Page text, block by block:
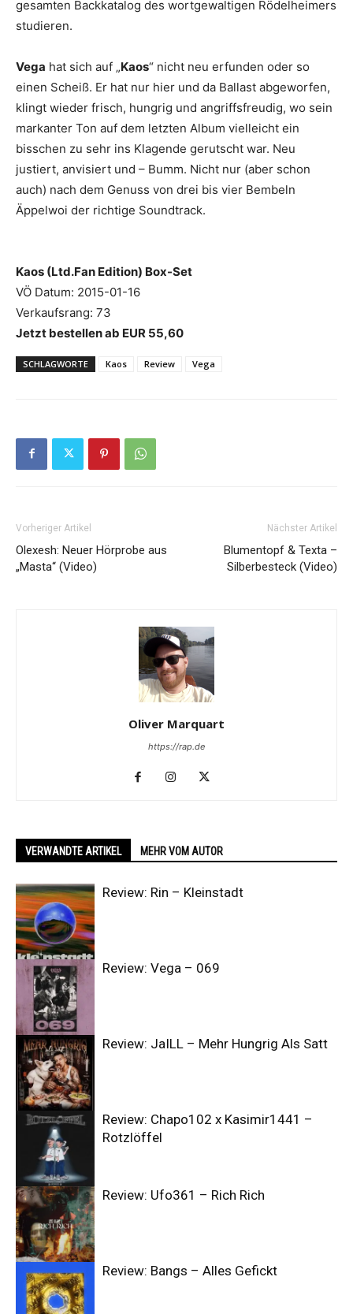
gesamten Backkatalog des wortgewaltigen Rödelheimers
studieren.
Vega hat sich auf „Kaos“ nicht neu erfunden oder so
einen Scheiß. Er hat nur hier und da Ballast abgeworfen,
klingt wieder frisch, hungrig und angriffsfreudig, wo sein
markanter Ton auf dem letzten Album vielleicht ein
bisschen zu sehr ins Klagende gerutscht war. Neu
justiert, anvisiert und – Bumm. Nicht nur (aber schon
auch) nach dem Genuss von drei bis vier Bembeln
Äppelwoi der richtige Soundtrack.
Kaos (Ltd.Fan Edition) Box-Set
VÖ Datum: 2015-01-16
Verkaufsrang: 73
Jetzt bestellen ab EUR 55,60
SCHLAGWORTE Kaos Review Vega
Vorheriger Artikel
Olexesh: Neuer Hörprobe aus
„Masta“ (Video)
Nächster Artikel
Blumentopf & Texta –
Silberbesteck (Video)
Oliver Marquart
https://rap.de
VERWANDTE ARTIKEL MEHR VOM AUTOR
Review: Rin – Kleinstadt
Review: Vega – 069
Review: JaILL – Mehr Hungrig Als Satt
Review: Chapo102 x Kasimir1441 –
Rotzlöffel
Review: Ufo361 – Rich Rich
Review: Bangs – Alles Gefickt